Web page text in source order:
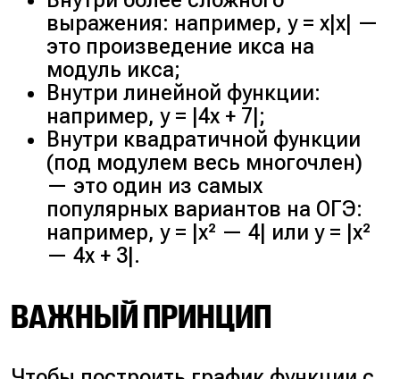
выражения: например, y = x|x| —
это произведение икса на
модуль икса;
Внутри линейной функции:
например, y = |4x + 7|;
Внутри квадратичной функции
(под модулем весь многочлен)
— это один из самых
популярных вариантов на ОГЭ:
например, y = |x² — 4| или y = |x²
— 4x + 3|.
ВАЖНЫЙ ПРИНЦИП